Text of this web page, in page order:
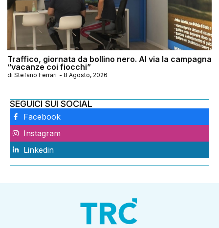
Traffico, giornata da bollino nero. Al via la campagna
“vacanze coi fiocchi”
di Stefano Ferrari - 8 Agosto, 2026
SEGUICI SUI SOCIAL
Facebook
Instagram
Linkedin